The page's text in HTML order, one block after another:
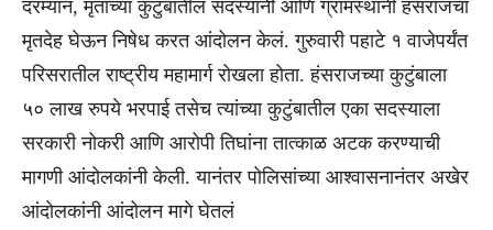
दरम्यान, मृताच्या कुटुंबातील सदस्यांनी आणि ग्रामस्थांनी हंसराजचा
मृतदेह घेऊन निषेध करत आंदोलन केलं. गुरुवारी पहाटे १ वाजेपर्यंत
परिसरातील राष्ट्रीय महामार्ग रोखला होता. हंसराजच्या कुटुंबाला
५० लाख रुपये भरपाई तसेच त्यांच्या कुटुंबातील एका सदस्याला
सरकारी नोकरी आणि आरोपी तिघांना तात्काळ अटक करण्याची
मागणी आंदोलकांनी केली. यानंतर पोलिसांच्या आश्वासनानंतर अखेर
आंदोलकांनी आंदोलन मागे घेतलं